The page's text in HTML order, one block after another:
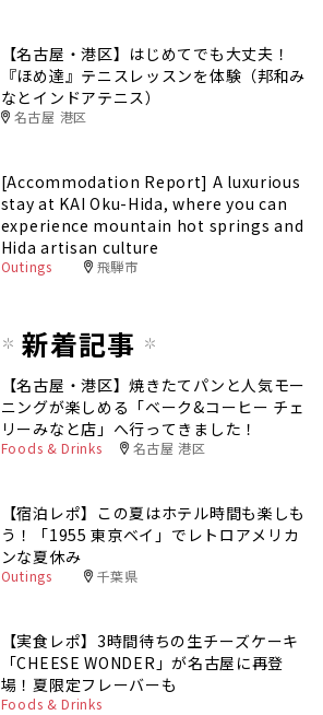
【名古屋・港区】はじめてでも大丈夫！
『ほめ達』テニスレッスンを体験（邦和み
なとインドアテニス）
名古屋 港区
[Accommodation Report] A luxurious
stay at KAI Oku-Hida, where you can
experience mountain hot springs and
Hida artisan culture
Outings 飛騨市
新着記事
【名古屋・港区】焼きたてパンと人気モー
ニングが楽しめる「ベーク&コーヒー チェ
リーみなと店」へ行ってきました！
Foods & Drinks 名古屋 港区
【宿泊レポ】この夏はホテル時間も楽しも
う！「1955 東京ベイ」でレトロアメリカ
ンな夏休み
Outings 千葉県
【実食レポ】3時間待ちの生チーズケーキ
「CHEESE WONDER」が名古屋に再登
場！夏限定フレーバーも
Foods & Drinks